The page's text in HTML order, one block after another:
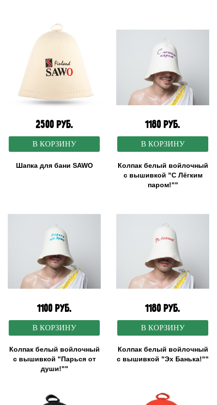
2500 руб.
В КОРЗИНУ
Шапка для бани SAWO
1180 руб.
В КОРЗИНУ
Колпак белый войлочный
с вышивкой "С Лёгким
паром!""
1100 руб.
В КОРЗИНУ
Колпак белый войлочный
с вышивкой "Парься от
души!""
1180 руб.
В КОРЗИНУ
Колпак белый войлочный
с вышивкой "Эх Банька!""